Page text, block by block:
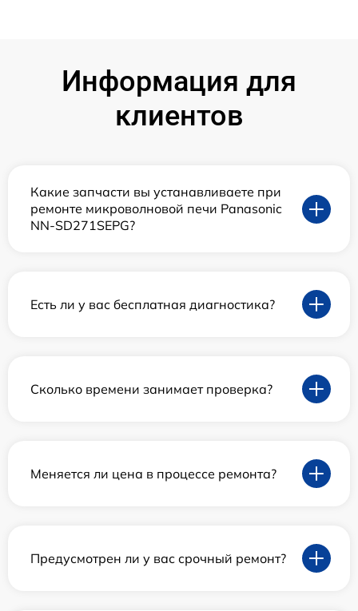
Информация для
клиентов
Какие запчасти вы устанавливаете при
ремонте микроволновой печи Panasonic
NN-SD271SEPG?
Есть ли у вас бесплатная диагностика?
Сколько времени занимает проверка?
Меняется ли цена в процессе ремонта?
Предусмотрен ли у вас срочный ремонт?